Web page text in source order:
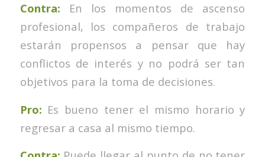
Contra: En los momentos de ascenso
profesional, los compañeros de trabajo
estarán propensos a pensar que hay
conflictos de interés y no podrá ser tan
objetivos para la toma de decisiones.
Pro: Es bueno tener el mismo horario y
regresar a casa al mismo tiempo.